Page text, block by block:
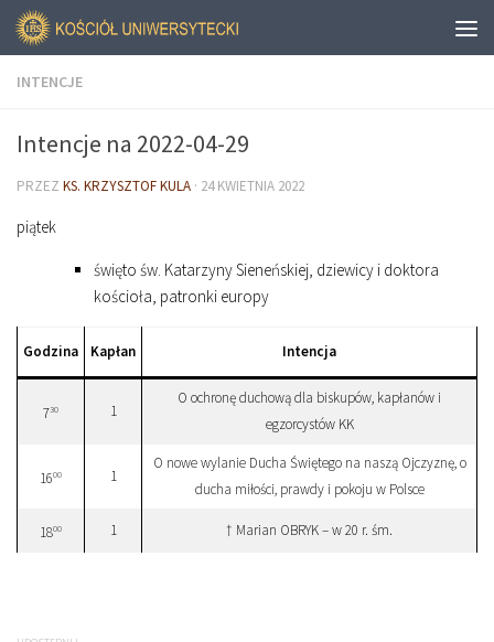
INTENCJE
Intencje na 2022-04-29
PRZEZ KS. KRZYSZTOF KULA · 24 KWIETNIA 2022
piątek
święto św. Katarzyny Sieneńskiej, dziewicy i doktora
kościoła, patronki europy
Godzina Kapłan Intencja
730 1
O ochronę duchową dla biskupów, kapłanów i
egzorcystów KK
1600 1
O nowe wylanie Ducha Świętego na naszą Ojczyznę, o
ducha miłości, prawdy i pokoju w Polsce
1800 1 † Marian OBRYK – w 20 r. śm.